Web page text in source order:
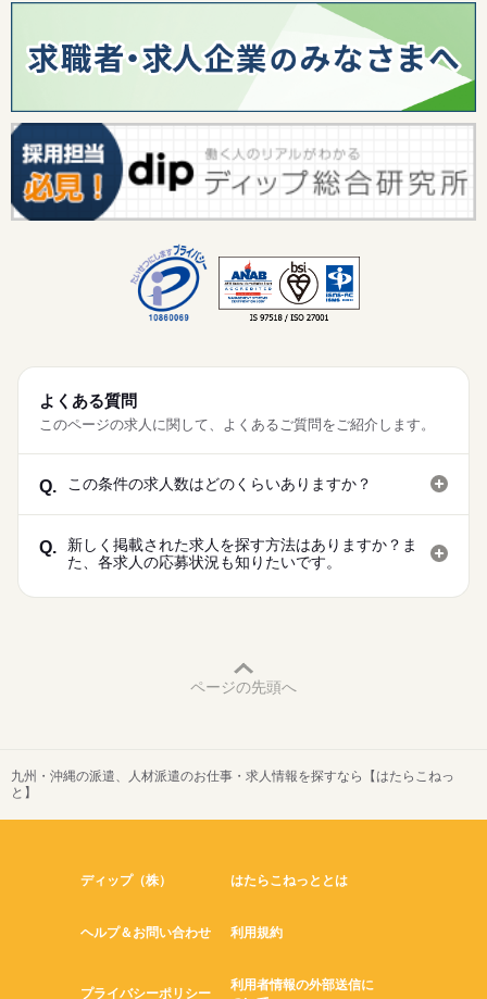
よくある質問
このページの求人に関して、よくあるご質問をご紹介します。
Q. この条件の求人数はどのくらいありますか？
Q.
新しく掲載された求人を探す方法はありますか？ま
た、各求人の応募状況も知りたいです。
ページの先頭へ
九州・沖縄の派遣、人材派遣のお仕事・求人情報を探すなら【はたらこねっ
と】
ディップ（株） はたらこねっととは
ヘルプ＆お問い合わせ 利用規約
プライバシーポリシー
利用者情報の外部送信に